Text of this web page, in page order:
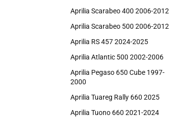
Aprilia Scarabeo 400 2006-2012
Aprilia Scarabeo 500 2006-2012
Aprilia RS 457 2024-2025
Aprilia Atlantic 500 2002-2006
Aprilia Pegaso 650 Cube 1997-
2000
Aprilia Tuareg Rally 660 2025
Aprilia Tuono 660 2021-2024